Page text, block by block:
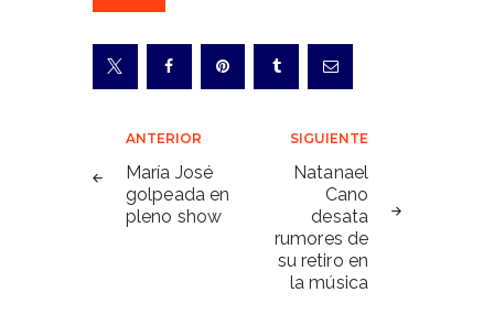
Navegación
de
entradas
ANTERIOR
María José
golpeada en
pleno show
SIGUIENTE
Natanael
Cano
desata
rumores de
su retiro en
la música